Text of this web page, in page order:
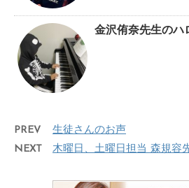
金沢侑奈先生のハ
PREV
生徒さんのお声
NEXT
木曜日、土曜日担当 森規容